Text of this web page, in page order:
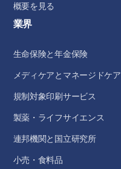
概要を見る
業界
生命保険と年金保険
メディケアとマネージドケア
規制対象印刷サービス
製薬・ライフサイエンス
連邦機関と国立研究所
小売・食料品